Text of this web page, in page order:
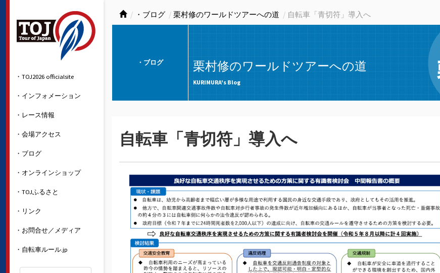
・TOJ2026 officialsite
・インフォメーション
・レース情報
・会場アクセス
・ブログ
・オンラインショップ
・TOJふるさと
・リンク
・お問合せ／メディア
・自転車ルール.jp
・ブログ 栗村修のワールドツアーへの道 自転車「青切符」導入へ
・ブログ 栗村修のワールドツアーへの道
KURIMURA's Blog
自転車「青切符」導入へ